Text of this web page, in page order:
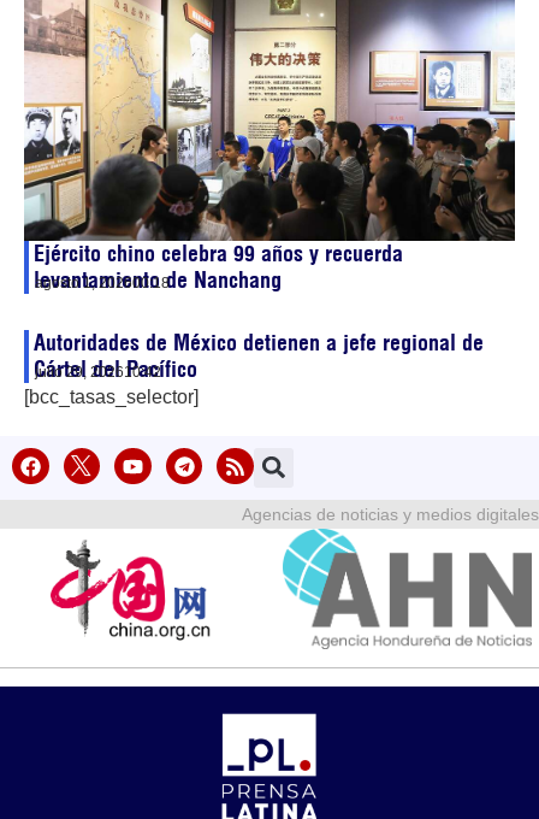
Ejército chino celebra 99 años y recuerda
levantamiento de Nanchang
agosto 1, 202600:18
Autoridades de México detienen a jefe regional de
Cártel del Pacífico
julio 29, 202610:42
[bcc_tasas_selector]
Agencias de noticias y medios digitales